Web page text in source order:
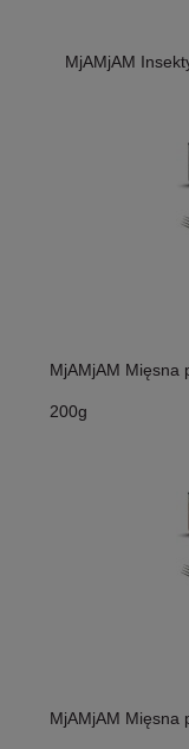
MjAMjAM
MjAMjAM Mięsna
200g
MjAMjAM Mięsna